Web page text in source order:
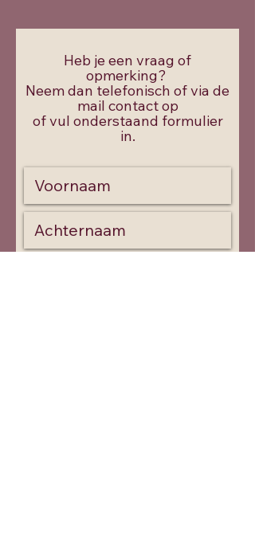
Heb je een vraag of
opmerking?
Neem dan telefonisch of via de
mail contact op
of vul onderstaand formulier
in.